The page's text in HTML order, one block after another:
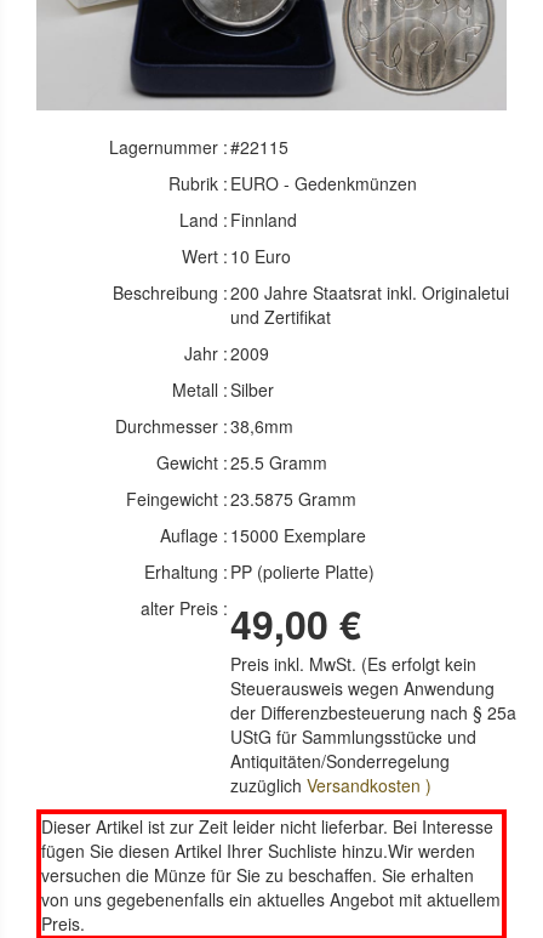
Lagernummer :#22115
Rubrik : EURO - Gedenkmünzen
Land : Finnland
Wert : 10 Euro
Beschreibung :200 Jahre Staatsrat inkl. Originaletui
und Zertifikat
Jahr :2009
Metall :Silber
Durchmesser :38,6mm
Gewicht :25.5 Gramm
Feingewicht :23.5875 Gramm
Auflage : 15000 Exemplare
Erhaltung : PP (polierte Platte)
alter Preis :49,00 €
Preis inkl. MwSt. (Es erfolgt kein
Steuerausweis wegen Anwendung
der Differenzbesteuerung nach § 25a
UStG für Sammlungsstücke und
Antiquitäten/Sonderregelung
zuzüglichVersandkosten )
Dieser Artikel ist zur Zeit leider nicht lieferbar. Bei Interesse
fügen Sie diesen Artikel Ihrer Suchliste hinzu.Wir werden
versuchen die Münze für Sie zu beschaffen. Sie erhalten
von uns gegebenenfalls ein aktuelles Angebot mit aktuellem
Preis.